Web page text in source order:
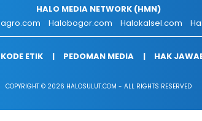
HALO MEDIA NETWORK (HMN)
Halobogor.com Halokalsel.com
KODE ETIK PEDOMAN MEDIA HAK
COPYRIGHT © 2026 HALOSULUT.COM - ALL RIGHTS RESERVED